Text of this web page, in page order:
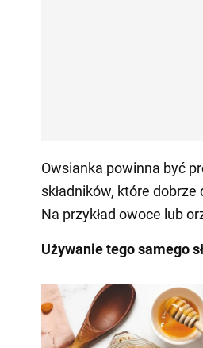
Owsianka powinna być
składników, które dobrze
Na przykład owoce lub
Używanie tego samego